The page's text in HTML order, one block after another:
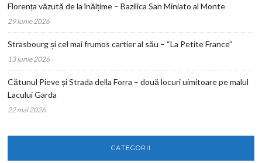
Florența văzută de la înălțime – Bazilica San Miniato al Monte
29 iunie 2026
Strasbourg și cel mai frumos cartier al său – “La Petite France”
13 iunie 2026
Cătunul Pieve și Strada della Forra – două locuri uimitoare pe malul
Lacului Garda
22 mai 2026
CATEGORII